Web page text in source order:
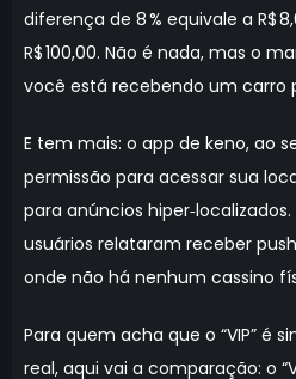
diferença de 8 % equivale a R$
R$ 100,00. Não é nada, mas o
você está recebendo um carro
E tem mais: o app de keno, ao
permissão para acessar sua
para anúncios hiper‑localizados.
usuários relataram receber
onde não há nenhum cassino
Para quem acha que o “VIP” é
real, aqui vai a comparação: o